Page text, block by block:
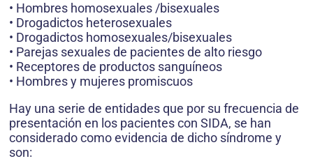
• Hombres homosexuales /bisexuales
• Drogadictos heterosexuales
• Drogadictos homosexuales/bisexuales
• Parejas sexuales de pacientes de alto riesgo
• Receptores de productos sanguíneos
• Hombres y mujeres promiscuos
Hay una serie de entidades que por su frecuencia de
presentación en los pacientes con SIDA, se han
considerado como evidencia de dicho síndrome y
son: